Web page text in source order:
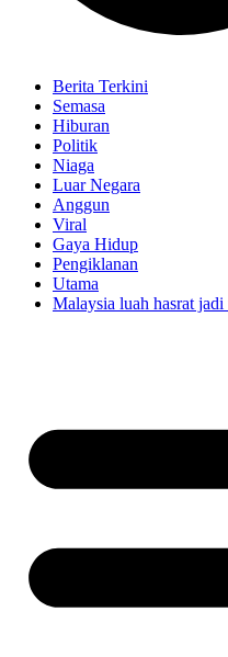
Berita Terkini
Semasa
Hiburan
Politik
Niaga
Luar Negara
Anggun
Viral
Gaya Hidup
Pengiklanan
Utama
Malaysia luah hasrat